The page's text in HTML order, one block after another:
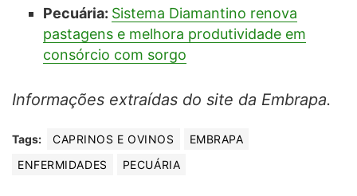
Pecuária: Sistema Diamantino renova
pastagens e melhora produtividade em
consórcio com sorgo
Informações extraídas do site da Embrapa.
Tags: CAPRINOS E OVINOS
EMBRAPA
ENFERMIDADES
PECUÁRIA